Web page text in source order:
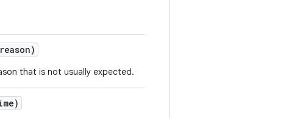
reason)
that is not usually expected.